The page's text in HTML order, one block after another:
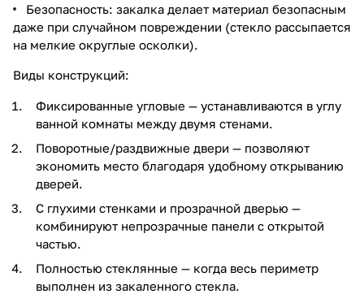
Безопасность: закалка делает материал безопасным
даже при случайном повреждении (стекло рассыпается
на мелкие округлые осколки).
Виды конструкций:
Фиксированные угловые — устанавливаются в углу
ванной комнаты между двумя стенами.
Поворотные/раздвижные двери — позволяют
экономить место благодаря удобному открыванию
дверей.
С глухими стенками и прозрачной дверью —
комбинируют непрозрачные панели с открытой
частью.
Полностью стеклянные — когда весь периметр
выполнен из закаленного стекла.